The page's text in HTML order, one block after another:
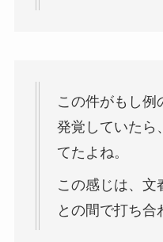
この件がもし例
発覚していたら
てたよね。
この感じは、文
との間で打ち合